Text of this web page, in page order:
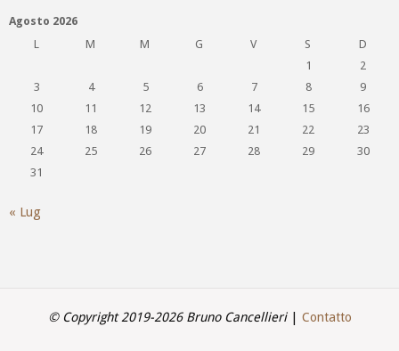
Agosto 2026
L
M M G V S
D
1
2
3
4 5 6 7 8
9
10
11 12 13 14 15
16
17
18 19 20 21 22
23
24
25 26 27 28 29
30
31
« Lug
© Copyright 2019-2026 Bruno Cancellieri| Contatto